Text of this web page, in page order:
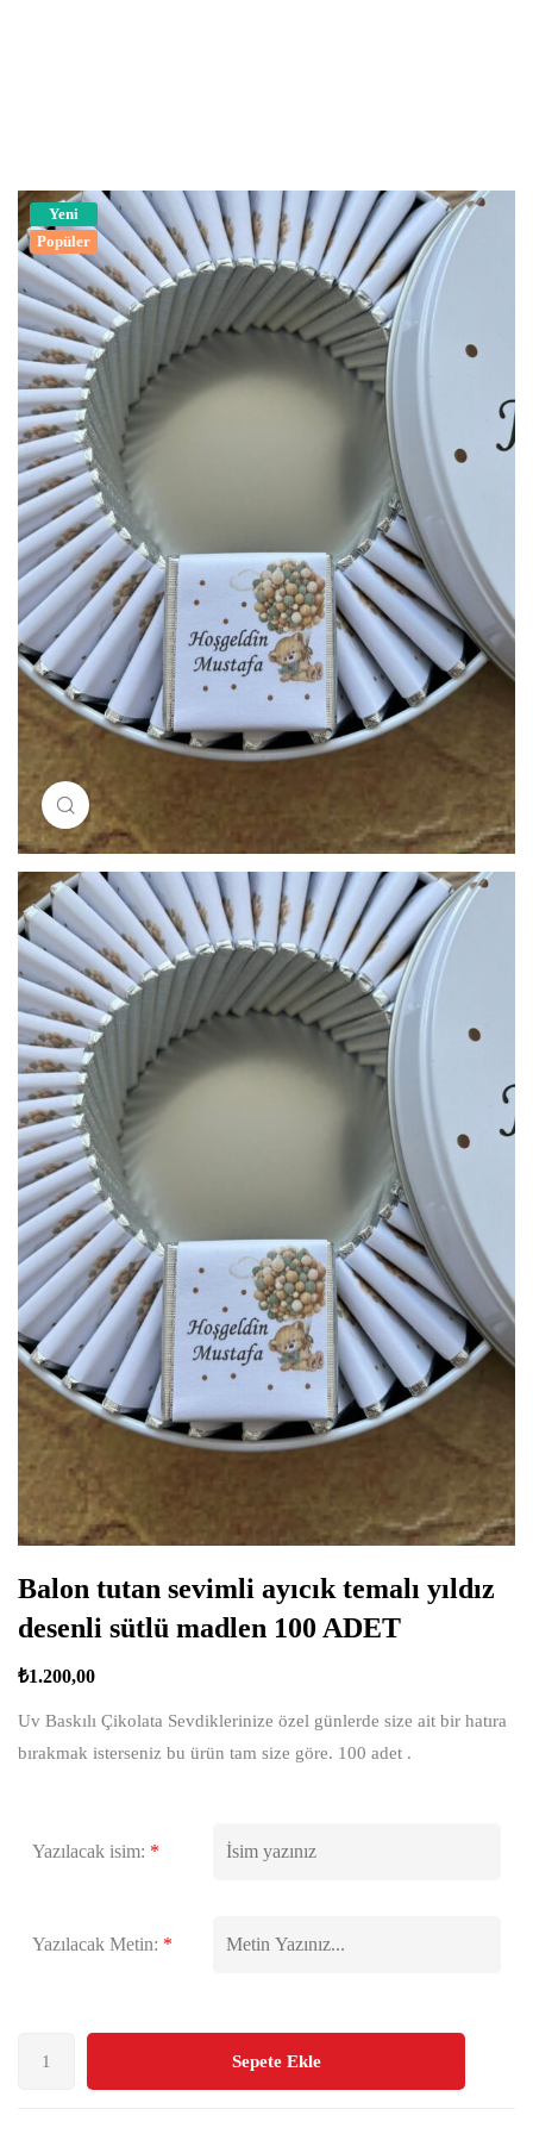
Yeni
Popüler
Resimi büyütmek için tıklayın
Balon tutan sevimli ayıcık temalı yıldız
desenli sütlü madlen 100 ADET
₺1.200,00
Uv Baskılı Çikolata Sevdiklerinize özel günlerde size ait bir hatıra
bırakmak isterseniz bu ürün tam size göre. 100 adet .
Yazılacak isim: *
Yazılacak Metin: *
Sepete Ekle